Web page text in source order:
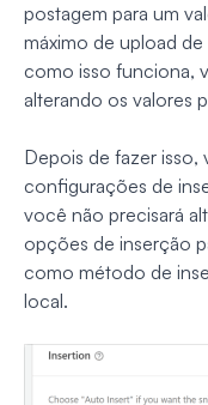
postagem para um
máximo de upload
como isso funciona,
alterando os valores
Depois de fazer
configurações de
você não precisará
opções de inserção
como método de
local.